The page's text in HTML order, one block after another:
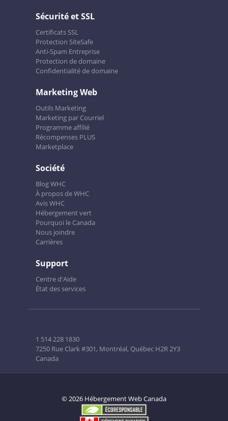
Sécurité et SSL
Certificats SSL
Protection SiteSafe
Anti-Spam Entreprise
Protection de domaine
Confidentialité de domaine
Marketing Web
Outils Marketing
Marketing par Courriel
Programme affilié
Récompenses PLUS
Marketplace
Société
Blog WHC
À propos de WHC
Avis WHC
Hébergement vert
Pourquoi le Canada
Nous joindre
Carrières
Support
Centre d'Aide
État des services
1 514 228 1830
7250 Rue Clark #301, Montréal, Québec H2R 2Y3
Canada
© 2026 Hébergement Web Canada